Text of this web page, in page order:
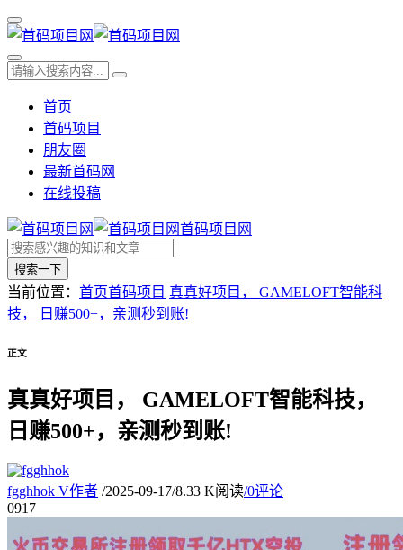
首页
首码项目
朋友圈
最新首码网
在线投稿
首码项目网
搜索一下
当前位置： 首页首码项目 真真好项目， GAMELOFT智能科
技， 日赚500+，亲测秒到账!
正文
真真好项目， GAMELOFT智能科技，
日赚500+，亲测秒到账!
fgghhok V作者 /2025-09-17/8.33 K阅读/0评论
0917